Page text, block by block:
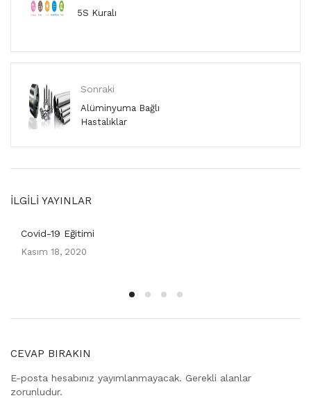
5S Kuralı
Sonraki
Alüminyuma Bağlı
Hastalıklar
İLGILI YAYINLAR
Covid-19 Eğitimi
Posted
Kasım 18, 2020
CEVAP BIRAKIN
E-posta hesabınız yayımlanmayacak. Gerekli alanlar
zorunludur.